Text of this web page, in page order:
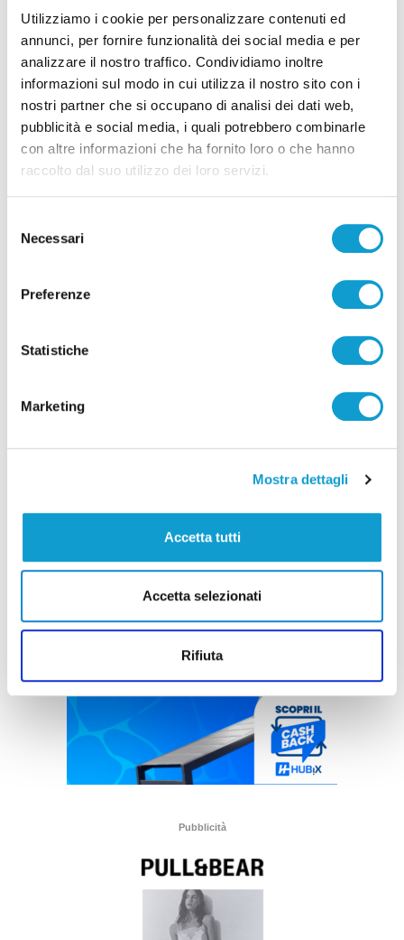
Utilizziamo i cookie per personalizzare contenuti ed
annunci, per fornire funzionalità dei social media e per
analizzare il nostro traffico. Condividiamo inoltre
informazioni sul modo in cui utilizza il nostro sito con i
nostri partner che si occupano di analisi dei dati web,
pubblicità e social media, i quali potrebbero combinarle
con altre informazioni che ha fornito loro o che hanno
raccolto dal suo utilizzo dei loro servizi.
delNecessari
Preferenze
Statistiche
Marketing
Mostra dettagli
Accetta tutti
Accetta selezionati
Rifiuta
Samb-Lanciano 4-0, entrano Sgarbi e Perrotta
e cambia tutto, doppietta di Faggioli
di Pier Paolo Flammini
Pubblicità